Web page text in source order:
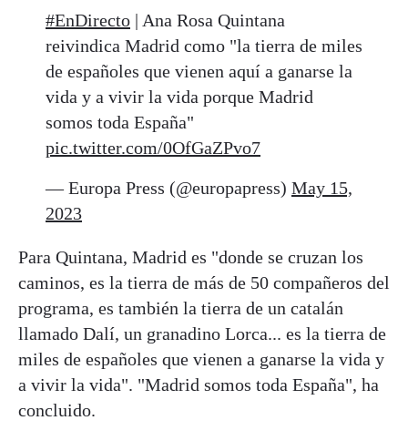
#EnDirecto | Ana Rosa Quintana
reivindica Madrid como "la tierra de miles
de españoles que vienen aquí a ganarse la
vida y a vivir la vida porque Madrid
somos toda España"
pic.twitter.com/0OfGaZPvo7
— Europa Press (@europapress) May 15,
2023
Para Quintana, Madrid es "donde se cruzan los
caminos, es la tierra de más de 50 compañeros del
programa, es también la tierra de un catalán
llamado Dalí, un granadino Lorca... es la tierra de
miles de españoles que vienen a ganarse la vida y
a vivir la vida". "Madrid somos toda España", ha
concluido.